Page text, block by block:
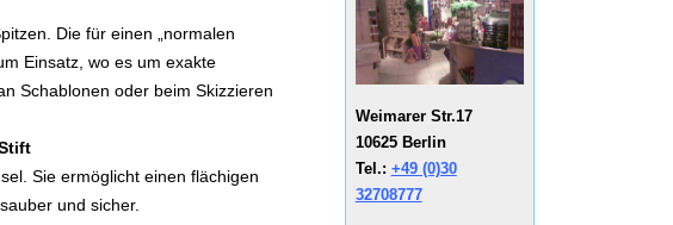
Die für einen „normalen
Einsatz, wo es um exakte
Schablonen oder beim Skizzieren
Sie ermöglicht einen flächigen
und sicher.
Weimarer Str.17
10625 Berlin
Tel.: +49 (0)30
32708777